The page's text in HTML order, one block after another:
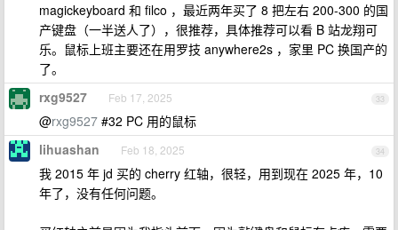
magickeyboard 和 filco ，最近两年买了 8 把左右 200-300 的国
产键盘（一半送人了），很推荐，具体推荐可以看 B 站龙翔可
乐。鼠标上班主要还在用罗技 anywhere2s ，家里 PC 换国产的
了。
33
rxg9527 Feb 17, 2025
@rxg9527 #32 PC 用的鼠标
34
lihuashan Feb 18, 2025
我 2015 年 jd 买的 cherry 红轴，很轻，用到现在 2025 年，10
年了，没有任何问题。